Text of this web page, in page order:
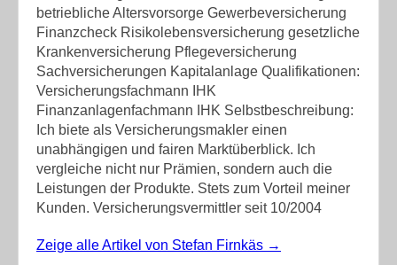
betriebliche Altersvorsorge Gewerbeversicherung
Finanzcheck Risikolebensversicherung gesetzliche
Krankenversicherung Pflegeversicherung
Sachversicherungen Kapitalanlage Qualifikationen:
Versicherungsfachmann IHK
Finanzanlagenfachmann IHK Selbstbeschreibung:
Ich biete als Versicherungsmakler einen
unabhängigen und fairen Marktüberblick. Ich
vergleiche nicht nur Prämien, sondern auch die
Leistungen der Produkte. Stets zum Vorteil meiner
Kunden. Versicherungsvermittler seit 10/2004
Zeige alle Artikel von Stefan Firnkäs →